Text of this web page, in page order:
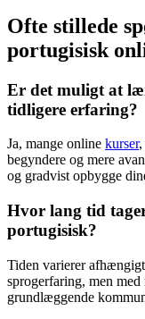
Ofte stillede
portugisisk
Er det muligt at
tidligere erfaring?
Ja, mange online kurser,
begyndere og mere
og gradvist opbygge
Hvor lang tid
portugisisk?
Tiden varierer
sprogerfaring, men
grundlæggende